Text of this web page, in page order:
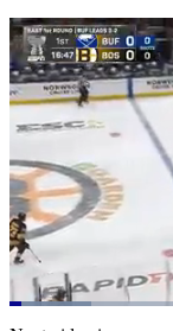
Loaded:
16.02%